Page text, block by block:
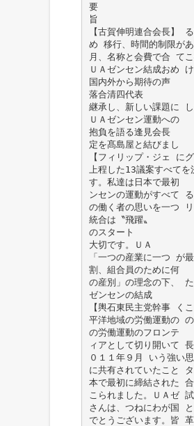
要
旨
【古賀伸明連合会長】
め 移行、時間的制限が
月、名称と会費で合 て
ＵＡゼンセン結成おめ
国内外から期待の声
落合清四代表
継承し、新しい課題に し
ＵＡゼンセン運動への
抱負を語る逢見会長
定を髙島屋と結びまし
【フィリップ・ジェ に
上程した13議案すべてを
す。私達は日本で最初
ンセンの運動がすべて
の働く者の思いを一つ
統合は〝飛躍〟
のスタート
大切です。ＵＡ
「一つの産業に一つ
割、組合員のために何
の産別」の理念の下、 た
ゼンセンの結成
【輿石東民主党幹事 く
平洋地域の労働運動の
の労働運動のフロンテ
ィアとして切り開いて
０１１年９月 いう強い
に共有されていたこと
本で最初に締結された
こられました。ＵＡゼ
さんは、つねにわが国
でとうございます。皆